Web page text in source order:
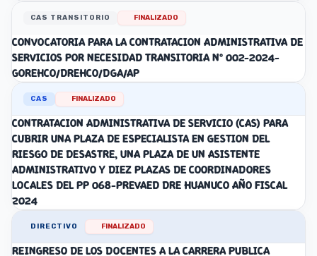
CAS TRANSITORIO FINALIZADO
CONVOCATORIA PARA LA CONTRATACION ADMINISTRATIVA DE
SERVICIOS POR NECESIDAD TRANSITORIA N° 002-2024-
GOREHCO/DREHCO/DGA/AP
CAS FINALIZADO
CONTRATACION ADMINISTRATIVA DE SERVICIO (CAS) PARA
CUBRIR UNA PLAZA DE ESPECIALISTA EN GESTION DEL
RIESGO DE DESASTRE, UNA PLAZA DE UN ASISTENTE
ADMINISTRATIVO Y DIEZ PLAZAS DE COORDINADORES
LOCALES DEL PP 068-PREVAED DRE HUANUCO AÑO FISCAL
2024
DIRECTIVO FINALIZADO
REINGRESO DE LOS DOCENTES A LA CARRERA PUBLICA